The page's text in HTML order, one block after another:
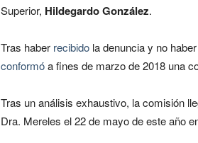
Superior, Hildegardo González.
Tras haber recibido la denuncia y no
conformóa fines de marzo de 2018 una
Tras un análisis exhaustivo, la comisión
Dra. Mereles el 22 de mayo de este año